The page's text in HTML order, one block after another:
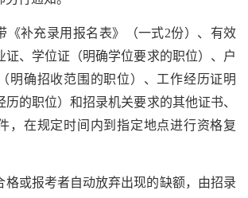
《补充录用报名表》（一式2份）、有效
证、学位证（明确学位要求的职位）、户
明确招收范围的职位）、工作经历证明
历的职位）和招录机关要求的其他证书、
，在规定时间内到指定地点进行资格复
格或报考者自动放弃出现的缺额，由招录